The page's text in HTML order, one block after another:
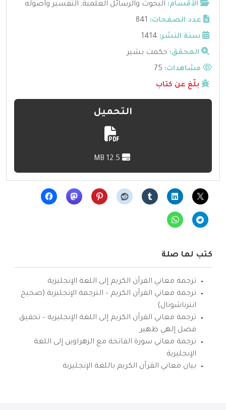
الأقسام: البحوث والرسائل العلمية, التفسير وأصوله
عدد الصفحات: 841
سنة النشر: 1414
المحقق: حكمت بشير
مشاهدات:
بلّغ عن كتاب
التحميل
كتب لها صلة
ترجمة معاني القرآن الكريم إلى اللغة الإنجليزية
ترجمة معاني القرآن الكريم – الترجمة الإنجليزية (صحيح
انترناشونال)
ترجمة معاني القرآن الكريم إلى اللغة الإنجليزية – تحقيق
فضل إلهي ظهير
ترجمة معاني سورة الفاتحة مع الزهراوين إلى اللغة
الإنجليزية
بيان معاني القرآن الكريم باللغة الإنجليزية